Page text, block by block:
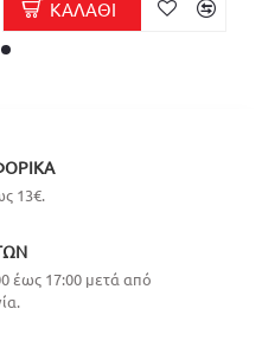
ΚΑΛΆΘΙ
13€.
έως 17:00 μετά από